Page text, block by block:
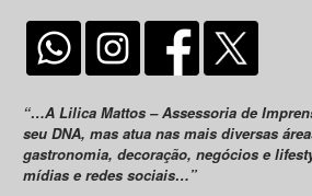
“…A Lilica Mattos – Assessoria de
seu DNA, mas atua nas mais diversas
gastronomia, decoração, negócios e
mídias e redes sociais…”